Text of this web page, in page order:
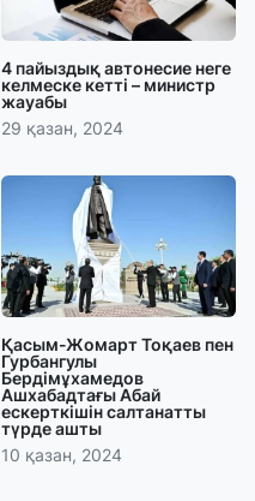
4 пайыздық автонесие неге
келмеске кетті – министр
жауабы
29 қазан, 2024
Қасым-Жомарт Тоқаев пен
Гурбангулы
Бердімұхамедов
Ашхабадтағы Абай
ескерткішін салтанатты
түрде ашты
10 қазан, 2024